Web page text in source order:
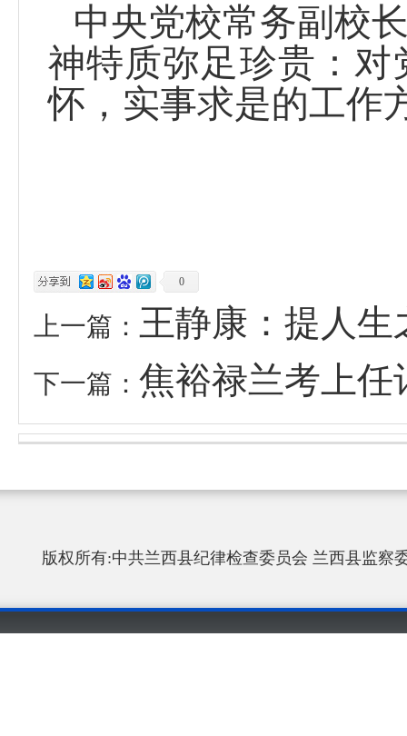
中央党校常务副校
神特质弥足珍贵：
怀，实事求是的工作
0
上一篇： 王静康：提人生
下一篇： 焦裕禄兰考上任
版权所有:中共兰西县纪律检查委员会 兰西县监察